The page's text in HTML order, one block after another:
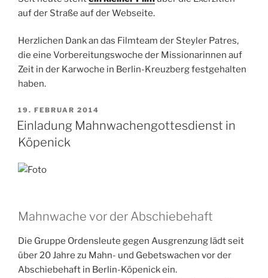
auf der Straße auf der Webseite.
Herzlichen Dank an das Filmteam der Steyler Patres,
die eine Vorbereitungswoche der Missionarinnen auf
Zeit in der Karwoche in Berlin-Kreuzberg festgehalten
haben.
VERÖFFENTLICHT
AM
19. FEBRUAR 2014
Einladung Mahnwachengottesdienst in
Köpenick
Mahnwache vor der Abschiebehaft
Die Gruppe Ordensleute gegen Ausgrenzung lädt seit
über 20 Jahre zu Mahn- und Gebetswachen vor der
Abschiebehaft in Berlin-Köpenick ein.